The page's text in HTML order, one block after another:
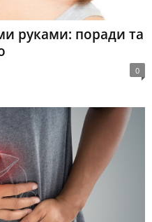
руками: поради та
0